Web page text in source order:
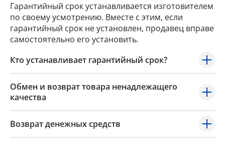
Гарантийный срок устанавливается изготовителем
по своему усмотрению. Вместе с этим, если
гарантийный срок не установлен, продавец вправе
самостоятельно его установить.
Кто устанавливает гарантийный срок?
Обмен и возврат товара ненадлежащего
качества
Возврат денежных средств